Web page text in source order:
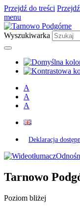
Przejdź do treści
menu
Wyszukiwarka
A
A
A
Deklaracja
Tarnowo
Poziom bliżej